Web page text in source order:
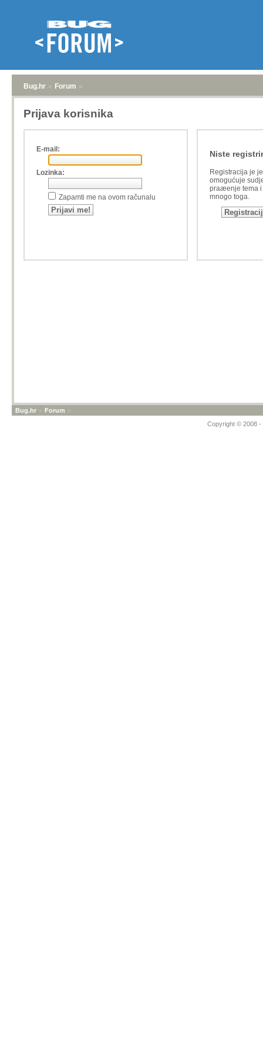
Bug.hr » Forum »
Prijava korisnika
E-mail:
Lozinka:
Zapamti me na ovom računalu
Niste
Registracija je
omogućuje
praæenje tema i
mnogo toga.
Bug.hr » Forum »
Copyright © 2008 -